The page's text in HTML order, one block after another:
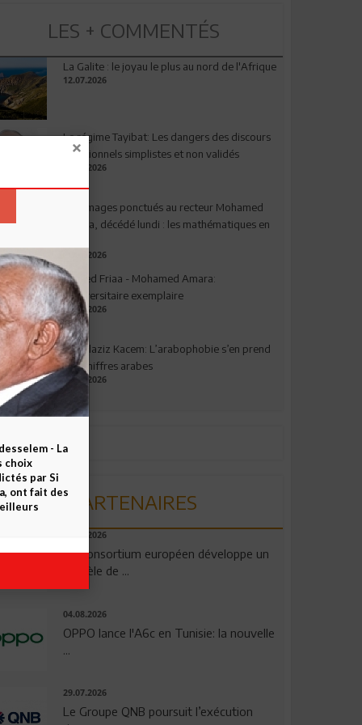
LES + COMMENTÉS
La Galite : le joyau le plus au nord de l'Afrique
12.07.2026
Le régime Tayibat: Les dangers des discours
nutritionnels simplistes et non validés
09.07.2026
Hommages ponctués au recteur Mohamed
Amara, décédé lundi : les mathématiques en
03.08.2026
Ahmed Friaa - Mohamed Amara:
l’Universitaire exemplaire
04.08.2026
Abdelaziz Kacem: L’arabophobie s’en prend
aux chiffres arabes
09.07.2026
PARTENAIRES
06.08.2026
Un consortium européen développe un
modèle de ...
04.08.2026
OPPO lance l'A6c en Tunisie: la nouvelle
29.07.2026
Le Groupe QNB poursuit l’exécution
- La
choix
par Si
ont fait des